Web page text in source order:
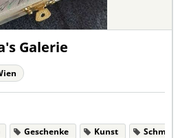
Galerie
Geschenke Kunst Schmuck